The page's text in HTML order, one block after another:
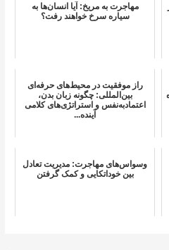
مهاجرت به مریخ: آیا انسان‌ها به
سیاره سرخ خواهند رفت؟
راز موفقیت در محیط‌های حرفه‌ای
بین‌المللی: چگونه زبان بدن،
اعتماد‌به‌نفس و استراتژی‌های کلامی
آینده‌...
وسواس‌های مهاجرت: مدیریت تعادل
بین خوداتکایی و کمک گرفتن